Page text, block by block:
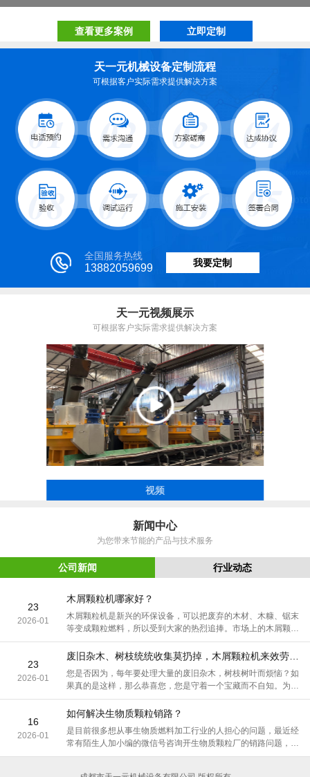
查看更多案例 立即定制
天一元机械设备定制流程
可根据客户实际需求提供解决方案
全国服务热线
13882059699 我要定制
天一元视频展示
可根据客户实际需求提供解决方案
视频
新闻中心
为您带来节能的产品与技术服务
公司新闻 行业动态
23
2026-01
木屑颗粒机哪家好？
木屑颗粒机是新兴的环保设备，可以把废弃的木材、木糠、锯末
等变成颗粒燃料，所以受到大家的热烈追捧。市场上的木屑颗粒
机品牌众多，生产厂家更是层出不穷
23
2026-01
废旧杂木、树枝统统收集莫扔掉，木屑颗粒机来效劳，轻松变废为宝
您是否因为，每年要处理大量的废旧杂木，树枝树叶而烦恼？如
果真的是这样，那么恭喜您，您是守着一个宝藏而不自知。为什
么要这么说呢？看了本文，您自明了。
16
2026-01
如何解决生物质颗粒销路？
是目前很多想从事生物质燃料加工行业的人担心的问题，最近经
常有陌生人加小编的微信号咨询开生物质颗粒厂的销路问题，其
实怎么解决销路问题也是大部分已经正在经营的生物质颗粒厂所